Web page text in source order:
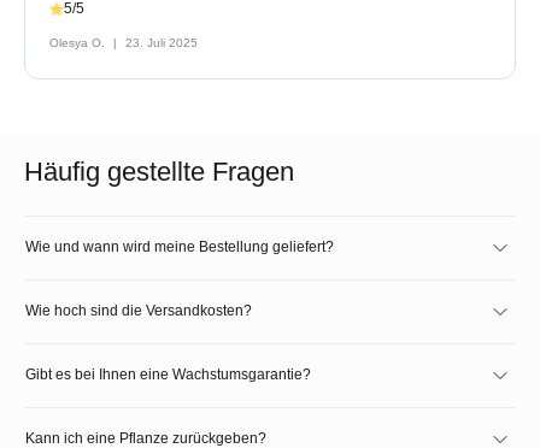
5/5
Olesya O. 23. Juli 2025
Häufig gestellte Fragen
Wie und wann wird meine Bestellung geliefert?
Wie hoch sind die Versandkosten?
Gibt es bei Ihnen eine Wachstumsgarantie?
Kann ich eine Pflanze zurückgeben?